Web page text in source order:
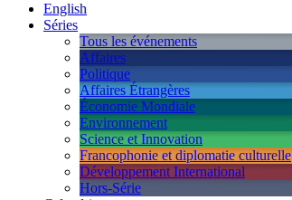
English
Séries
Tous les événements
Affaires
Politique
Affaires Étrangères
Économie Mondiale
Environnement
Science et Innovation
Francophonie et diplomatie culturelle
Développement International
Hors-Série